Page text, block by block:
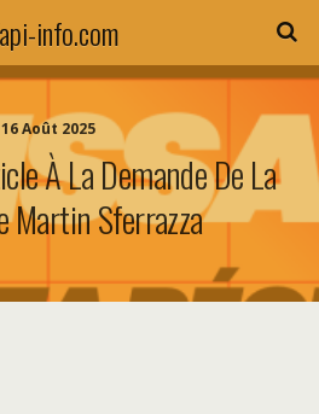
info.com
16 Août 2025
À La Demande De La
Martin Sferrazza